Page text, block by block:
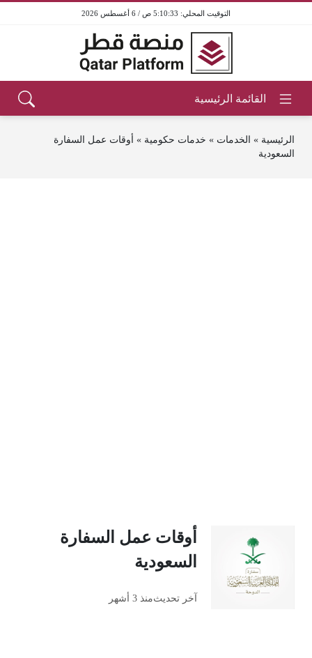
5:10:33 ص / 6 أغسطس 2026
الرئيسية » الخدمات » خدمات حكومية » أوقات عمل السفارة
السعودية
أوقات عمل السفارة
السعودية
آخر تحديثمنذ 3 أشهر